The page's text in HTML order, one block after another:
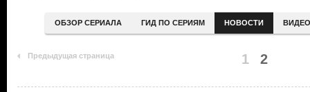
ОБЗОР СЕРИАЛА ГИД ПО СЕРИЯМ НОВОСТИ ВИДЕО
Предыдущая страница 1 2